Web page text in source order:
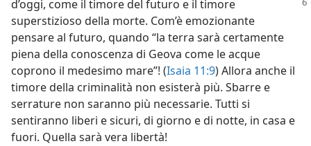
d’oggi, come il timore del futuro e il timore
superstizioso della morte. Com’è emozionante
pensare al futuro, quando “la terra sarà certamente
piena della conoscenza di Geova come le acque
coprono il medesimo mare”! (Isaia 11:9) Allora anche il
timore della criminalità non esisterà più. Sbarre e
serrature non saranno più necessarie. Tutti si
sentiranno liberi e sicuri, di giorno e di notte, in casa e
fuori. Quella sarà vera libertà!